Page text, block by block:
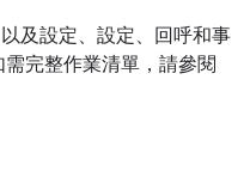
及設定、設定、回呼和事
完整作業清單，請參閱